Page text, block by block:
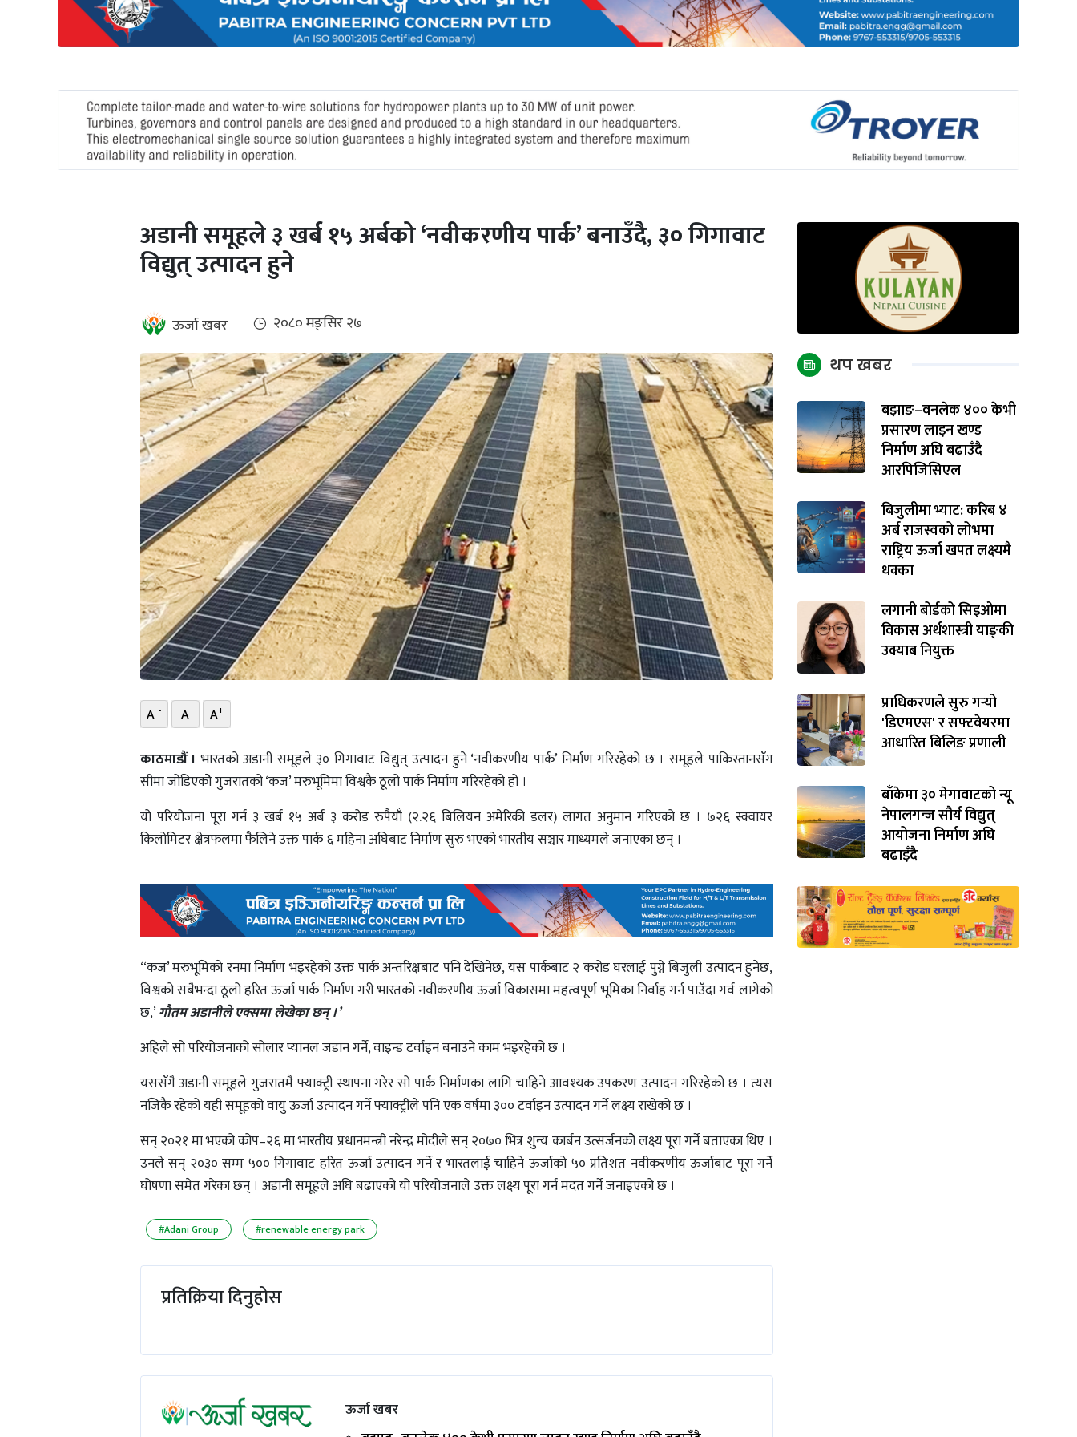
जलवायु
अडानी समूहले ३ खर्ब १५ अर्बको ‘नवीकरणीय पार्क’ बनाउँदै, ३० गिगावाट
विद्युत् उत्पादन हुने
ऊर्जा खबर २०८० मङ्सिर २७
A - A A+
काठमाडौं । भारतको अडानी समूहले ३० गिगावाट विद्युत् उत्पादन हुने ‘नवीकरणीय पार्क’ निर्माण गरिरहेको छ । समूहले पाकिस्तानसँग
सीमा जोडिएकोे गुजरातको ‘कज’ मरुभूमिमा विश्वकै ठूलो पार्क निर्माण गरिरहेको हो ।
यो परियोजना पूरा गर्न ३ खर्ब १५ अर्ब ३ करोड रुपैयाँ (२.२६ बिलियन अमेरिकी डलर) लागत अनुमान गरिएको छ । ७२६ स्क्वायर
किलोमिटर क्षेत्रफलमा फैलिने उक्त पार्क ६ महिना अघिबाट निर्माण सुरु भएको भारतीय सञ्चार माध्यमले जनाएका छन् ।
‘‘कज’ मरुभूमिकाे रनमा निर्माण भइरहेको उक्त पार्क अन्तरिक्षबाट पनि देखिनेछ, यस पार्कबाट २ करोड घरलाई पुग्ने बिजुली उत्पादन हुनेछ,
विश्वको सबैभन्दा ठूलो हरित ऊर्जा पार्क निर्माण गरी भारतको नवीकरणीय ऊर्जा विकासमा महत्वपूर्ण भूमिका निर्वाह गर्न पाउँदा गर्व लागेको
छ,’गौतम अडानीले एक्समा लेखेका छन् ।’
अहिले सो परियोजनाको सोलार प्यानल जडान गर्ने, वाइन्ड टर्वाइन बनाउने काम भइरहेको छ ।
यससँगै अडानी समूहले गुजरातमै फ्याक्ट्री स्थापना गरेर सो पार्क निर्माणका लागि चाहिने आवश्यक उपकरण उत्पादन गरिरहेको छ । त्यस
नजिकै रहेको यही समूहको वायु ऊर्जा उत्पादन गर्ने फ्याक्ट्रीले पनि एक वर्षमा ३०० टर्वाइन उत्पादन गर्ने लक्ष्य राखेको छ ।
सन् २०२१ मा भएको कोप–२६ मा भारतीय प्रधानमन्त्री नरेन्द्र मोदीले सन् २०७० भित्र शुन्य कार्बन उत्सर्जनकोे लक्ष्य पूरा गर्ने बताएका थिए ।
उनले सन् २०३० सम्म ५०० गिगावाट हरित ऊर्जा उत्पादन गर्ने र भारतलाई चाहिने ऊर्जाको ५० प्रतिशत नवीकरणीय ऊर्जाबाट पूरा गर्ने
घोषणा समेत गरेका छन् । अडानी समूहले अघि बढाएको यो परियोजनाले उक्त लक्ष्य पूरा गर्न मदत गर्ने जनाइएको छ ।
#Adani Group #renewable energy park
प्रतिक्रिया दिनुहोस
ऊर्जा खबर
थप खबर
बझाङ–वनलेक ४०० केभी
प्रसारण लाइन खण्ड
निर्माण अघि बढाउँदै
आरपिजिसिएल
बिजुलीमा भ्याट: करिब ४
अर्ब राजस्वको लोभमा
राष्ट्रिय ऊर्जा खपत लक्ष्यमै
धक्का
लगानी बोर्डको सिइओमा
विकास अर्थशास्त्री याङ्‌की
उक्याब नियुक्त
प्राधिकरणले सुरु गर्‍यो
'डिएमएस' र सफ्टवेयरमा
आधारित बिलिङ प्रणाली
बाँकेमा ३० मेगावाटको न्यू
नेपालगन्ज सौर्य विद्युत्
आयोजना निर्माण अघि
बढाइँदै